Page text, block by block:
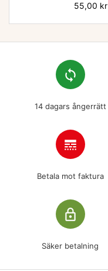
Pris
55,00 kr
loop
14 dagars ångerrätt
line_style
Betala mot faktura
lock_outline
Säker betalning